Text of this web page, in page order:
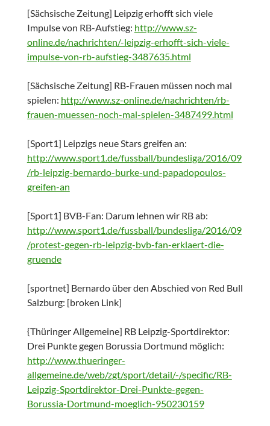
[Sächsische Zeitung] Leipzig erhofft sich viele
Impulse von RB-Aufstieg: http://www.sz-
online.de/nachrichten/-leipzig-erhofft-sich-viele-
impulse-von-rb-aufstieg-3487635.html
[Sächsische Zeitung] RB-Frauen müssen noch mal
spielen: http://www.sz-online.de/nachrichten/rb-
frauen-muessen-noch-mal-spielen-3487499.html
[Sport1] Leipzigs neue Stars greifen an:
http://www.sport1.de/fussball/bundesliga/2016/09
/rb-leipzig-bernardo-burke-und-papadopoulos-
greifen-an
[Sport1] BVB-Fan: Darum lehnen wir RB ab:
http://www.sport1.de/fussball/bundesliga/2016/09
/protest-gegen-rb-leipzig-bvb-fan-erklaert-die-
gruende
[sportnet] Bernardo über den Abschied von Red Bull
Salzburg: [broken Link]
{Thüringer Allgemeine] RB Leipzig-Sportdirektor:
Drei Punkte gegen Borussia Dortmund möglich:
http://www.thueringer-
allgemeine.de/web/zgt/sport/detail/-/specific/RB-
Leipzig-Sportdirektor-Drei-Punkte-gegen-
Borussia-Dortmund-moeglich-950230159